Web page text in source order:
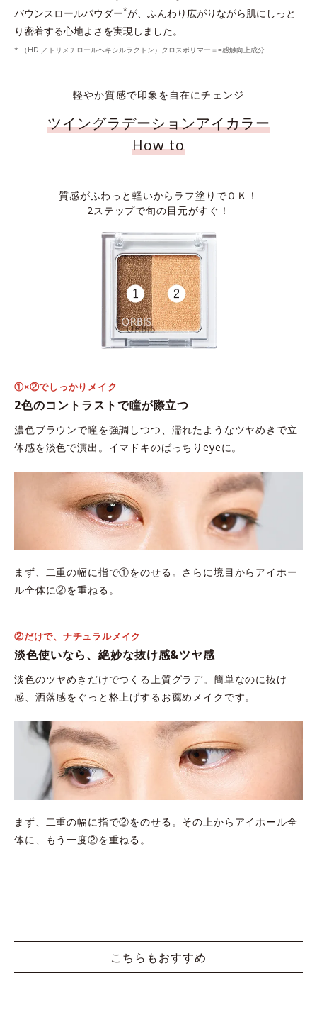
バウンスロールパウダー*が、ふんわり広がりながら肌にしっと
り密着する心地よさを実現しました。
* （HDI／トリメチロールヘキシルラクトン）クロスポリマー＝=感触向上成分
軽やか質感で印象を自在にチェンジ
ツイングラデーションアイカラー
How to
質感がふわっと軽いからラフ塗りでＯＫ！
2ステップで旬の目元がすぐ！
①×②でしっかりメイク
2色のコントラストで瞳が際立つ
濃色ブラウンで瞳を強調しつつ、濡れたようなツヤめきで立
体感を淡色で演出。イマドキのばっちりeyeに。
まず、二重の幅に指で①をのせる。さらに境目からアイホー
ル全体に②を重ねる。
②だけで、ナチュラルメイク
淡色使いなら、絶妙な抜け感&ツヤ感
淡色のツヤめきだけでつくる上質グラデ。簡単なのに抜け
感、洒落感をぐっと格上げするお薦めメイクです。
まず、二重の幅に指で②をのせる。その上からアイホール全
体に、もう一度②を重ねる。
こちらもおすすめ